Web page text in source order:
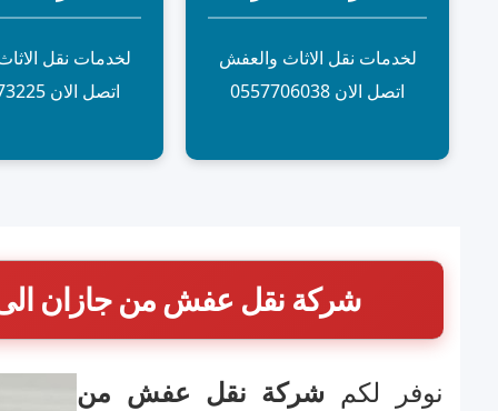
لخدمات نقل الاثاث والعفش
اتصل الان 0557706038
لخدمات نقل
اتصل الان 0500073225
شركة نقل عفش من جازان
نوفر لكم شركة نقل عفش من